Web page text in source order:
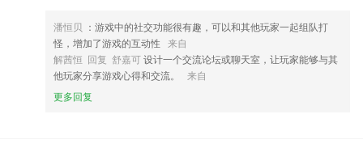
潘恒贝 ：游戏中的社交功能很有趣，可以和其他玩家一起组队打
怪，增加了游戏的互动性 来自
解茜恒 回复 舒嘉可设计一个交流论坛或聊天室，让玩家能够与其
他玩家分享游戏心得和交流。
来自
更多回复